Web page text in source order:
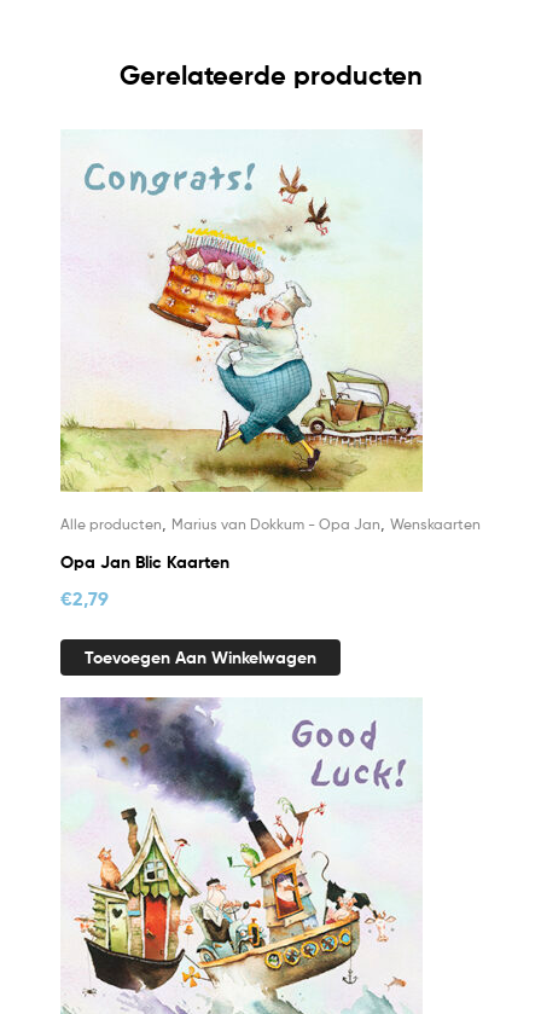
Gerelateerde producten
Alle producten Marius van Dokkum - Opa Jan Wenskaarten
Opa Jan Blic Kaarten
€2,79
Toevoegen Aan Winkelwagen